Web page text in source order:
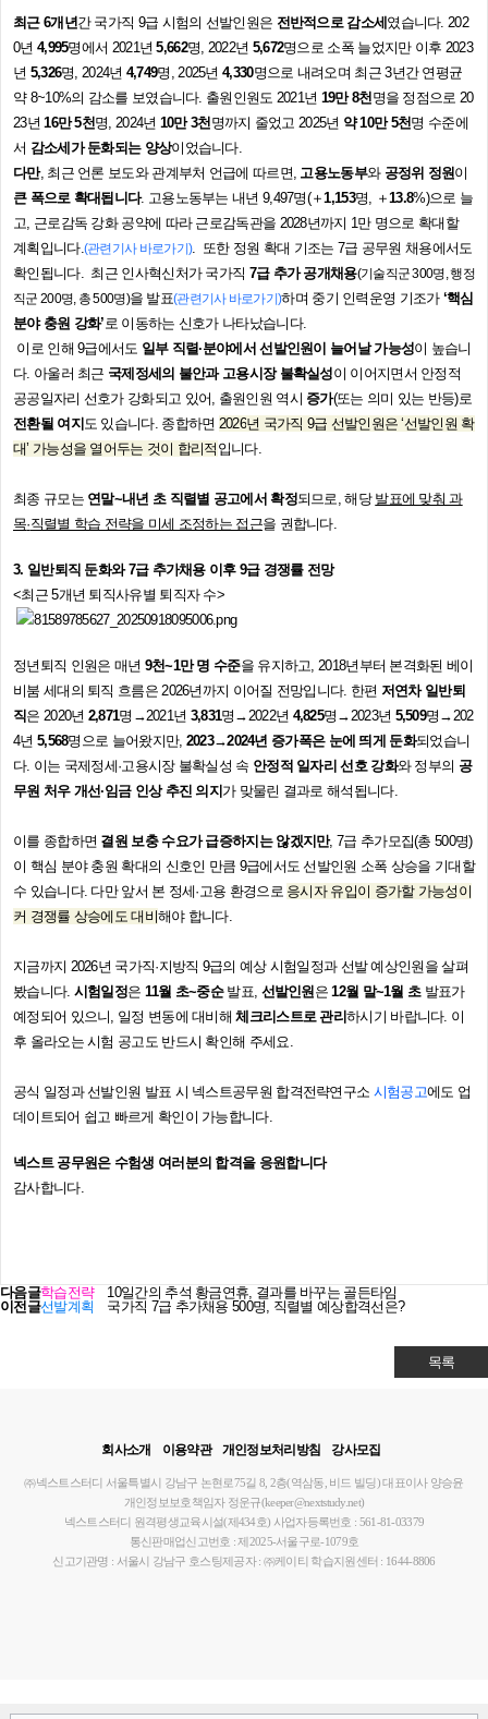
최근6개년간 국가직 9급 시험의 선발인원은 전반적으로 감소세 였습니다. 202
0년 4,995명에서 2021년5,662명, 2022년 5,672명으로 소폭 늘었지만 이후 2023
년 5,326명, 2024년 4,749명 , 2025년4,330명으로 내려오며 최근3년간 연평균
약8~10%의 감소를 보였습니다. 출원인원도 2021년 19만8천명을 정점으로 20
23년16만5천명, 2024년 10만3천명까지 줄었고 2025년 약10만5천명 수준에
서 감소세가 둔화되는 양상이었습니다.
다만, 최근 언론 보도와 관계부처 언급에 따르면, 고용노동부와공정위 정원이
큰 폭으로 확대됩니다. 고용노동부는 내년 9,497명(＋1,153명, ＋13.8%)으로 늘
고, 근로감독 강화 공약에 따라 근로감독관을 2028년까지 1만 명으로 확대할
계획입니다.(관련기사 바로가기). 또한 정원 확대 기조는 7급 공무원 채용에서도
확인됩니다. 최근 인사혁신처가 국가직 7급 추가 공개채용(기술직군 300명, 행정
직군 200명, 총 500명)을 발표(관련기사 바로가기)하며 중기 인력운영 기조가 ‘핵심
분야 충원 강화’로 이동하는 신호가 나타났습니다.
이로 인해 9급에서도 일부 직렬·분야에서 선발인원이 늘어날 가능성이 높습니
다. 아울러 최근 국제정세의 불안과 고용시장 불확실성이 이어지면서 안정적
공공일자리 선호가 강화되고 있어, 출원인원 역시 증가(또는 의미 있는 반등)로
전환될 여지 도 있습니다. 종합하면 2026년 국가직 9급 선발인원은‘선발인원 확
대’ 가능성을 열어두는 것이 합리적 입니다.
최종 규모는 연말~내년 초 직렬별 공고에서 확정되므로,해당 발표에 맞춰 과
목·직렬별 학습 전략을 미세 조정하는 접근을 권합니다.
3. 일반퇴직 둔화와7급 추가채용 이후9급 경쟁률 전망
<최근 5개년 퇴직사유별 퇴직자 수>
정년퇴직 인원은 매년 9천~1만 명 수준을 유지하고, 2018년부터 본격화된 베이
비붐 세대의 퇴직 흐름은2026년까지 이어질 전망입니다. 한편 저연차 일반퇴
직은 2020년 2,871명 →2021년 3,831명 →2022년 4,825명 →2023년 5,509명 →202
4년 5,568명으로 늘어왔지만, 2023→2024년 증가폭은 눈에 띄게 둔화되었습니
다. 이는 국제정세·고용시장 불확실성 속 안정적 일자리 선호 강화와 정부의 공
무원 처우 개선·임금 인상 추진 의지 가 맞물린 결과로 해석됩니다.
이를 종합하면 결원 보충 수요가 급증하지는 않겠지만, 7급 추가모집(총 500명)
이 핵심 분야 충원 확대의 신호인 만큼 9급에서도 선발인원 소폭 상승을 기대할
수 있습니다. 다만 앞서 본 정세·고용 환경으로 응시자 유입이 증가할 가능성 이
커 경쟁률 상승에도 대비해야 합니다.
지금까지 2026년 국가직·지방직 9급의 예상 시험일정과 선발 예상인원을 살펴
봤습니다. 시험일정은 11월 초~중순발표, 선발인원은12월 말~1월 초발표가
예정되어 있으니, 일정 변동에 대비해체크리스트로 관리하시기 바랍니다. 이
후 올라오는 시험 공고도 반드시 확인해 주세요.
공식 일정과 선발인원 발표 시 넥스트공무원 합격전략연구소 시험공고에도 업
데이트되어 쉽고 빠르게 확인이 가능합니다.
넥스트 공무원은 수험생 여러분의 합격을 응원합니다
감사합니다.
다음글학습전략
10일간의 추석 황금연휴, 결과를 바꾸는 골든타임
이전글선발계획 국가직 7급 추가채용 500명, 직렬별 예상합격선은?
목록
회사소개 이용약관 개인정보처리방침 강사모집
㈜넥스트스터디 서울특별시 강남구 논현로75길 8, 2층(역삼동, 비드 빌딩)대표이사 양승윤
개인정보보호책임자 정운규(keeper@nextstudy.net)
넥스트스터디 원격평생교육시설(제434호) 사업자등록번호 : 561-81-03379
통신판매업신고번호 : 제2025-서울구로-1079호
신고기관명 : 서울시 강남구 호스팅제공자 : ㈜케이티 학습지원센터 : 1644-8806